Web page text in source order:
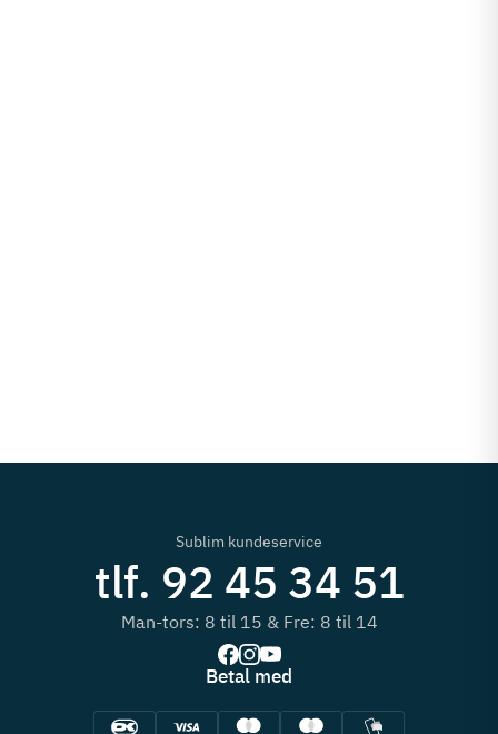
Sublim kundeservice
tlf. 92 45 34 51
Man-tors: 8 til 15 & Fre: 8 til 14
Betal med